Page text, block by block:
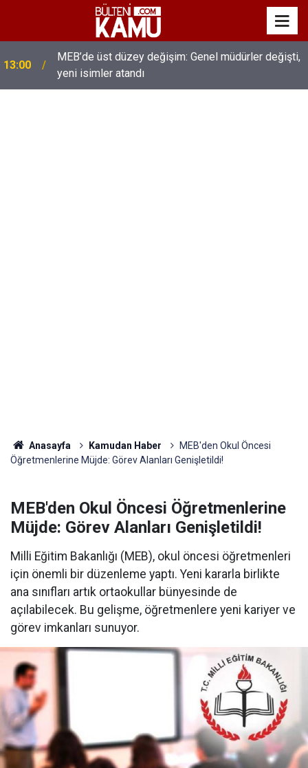
13:00
MEB’de üst düzey değişim: Genel müdürler değişti,
yeni isimler atandı
Anasayfa Kamudan Haber
MEB'den Okul Öncesi
Öğretmenlerine Müjde: Görev Alanları Genişletildi!
MEB'den Okul Öncesi Öğretmenlerine
Müjde: Görev Alanları Genişletildi!
Milli Eğitim Bakanlığı (MEB), okul öncesi öğretmenleri
için önemli bir düzenleme yaptı. Yeni kararla birlikte
ana sınıfları artık ortaokullar bünyesinde de
açılabilecek. Bu gelişme, öğretmenlere yeni kariyer ve
görev imkanları sunuyor.